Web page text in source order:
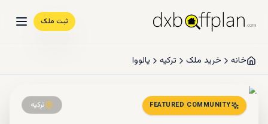
ثبت ملک
خانه خرید ملک ترکیه یالووا
FEATURED COMMUNITY ترکیه